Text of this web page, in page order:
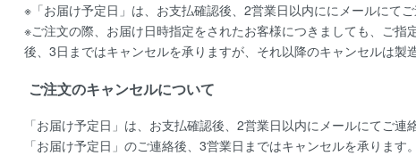
※「お届け予定日」は、お支払確認後、2営業日以内ににメールにて
※ご注文の際、お届け日時指定をされたお客様につきましても、ご
後、3日まではキャンセルを承りますが、それ以降のキャンセルは
ご注文のキャンセルについて
「お届け予定日」は、お支払確認後、 2営業日以内にメールにてご連
「お届け予定日」のご連絡後、 3営業日まではキャンセルを承ります。